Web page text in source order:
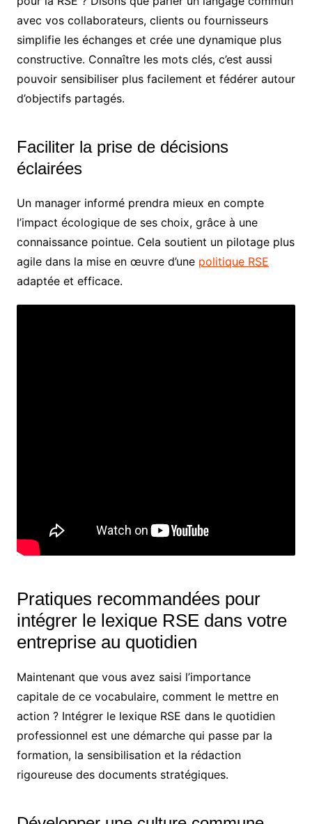
avec vos collaborateurs, clients ou fournisseurs
simplifie les échanges et crée une dynamique plus
constructive. Connaître les mots clés, c’est aussi
pouvoir sensibiliser plus facilement et fédérer autour
d’objectifs partagés.
Faciliter la prise de décisions
éclairées
Un manager informé prendra mieux en compte
l’impact écologique de ses choix, grâce à une
connaissance pointue. Cela soutient un pilotage plus
agile dans la mise en œuvre d’une politique RSE
adaptée et efficace.
Pratiques recommandées pour
intégrer le lexique RSE dans votre
entreprise au quotidien
Maintenant que vous avez saisi l’importance
capitale de ce vocabulaire, comment le mettre en
action ? Intégrer le lexique RSE dans le quotidien
professionnel est une démarche qui passe par la
formation, la sensibilisation et la rédaction
rigoureuse des documents stratégiques.